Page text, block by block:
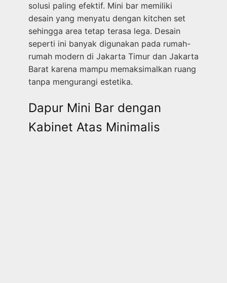
solusi paling efektif. Mini bar memiliki
desain yang menyatu dengan kitchen set
sehingga area tetap terasa lega. Desain
seperti ini banyak digunakan pada rumah-
rumah modern di Jakarta Timur dan Jakarta
Barat karena mampu memaksimalkan ruang
tanpa mengurangi estetika.
Dapur Mini Bar dengan
Kabinet Atas Minimalis